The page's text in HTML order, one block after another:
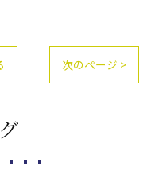
次のページ >